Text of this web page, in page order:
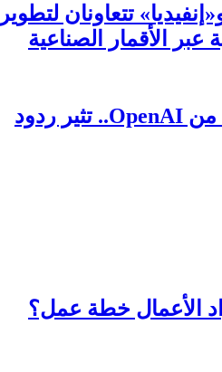
تتعاونان لتطوير
عبر الأقمار الصناعية
أول رحلة فاخرة من OpenAI.. تثير ردود
الأعمال خطة عمل؟